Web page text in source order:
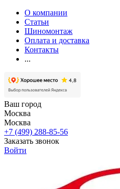
О компании
Статьи
Шиномонтаж
Оплата и доставка
Контакты
...
Ваш город
Москва
Москва
+7 (499) 288-85-56
Заказать звонок
Войти